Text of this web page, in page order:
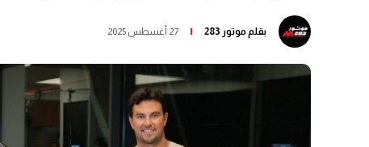
بقلم موتور 283 27 أغسطس 2025